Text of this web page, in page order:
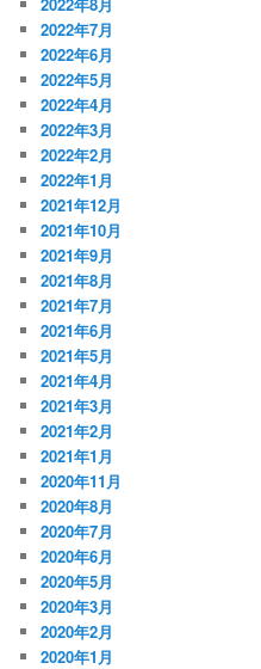
2022年8月
2022年7月
2022年6月
2022年5月
2022年4月
2022年3月
2022年2月
2022年1月
2021年12月
2021年10月
2021年9月
2021年8月
2021年7月
2021年6月
2021年5月
2021年4月
2021年3月
2021年2月
2021年1月
2020年11月
2020年8月
2020年7月
2020年6月
2020年5月
2020年3月
2020年2月
2020年1月